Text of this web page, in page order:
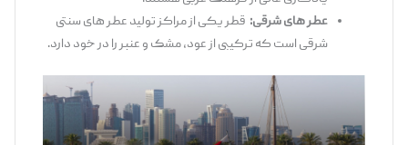
عطر های شرقی:قطر یکی از مراکز تولید عطر های سنتی
شرقی است که ترکیبی از عود، مشک و عنبر را در خود دارد.